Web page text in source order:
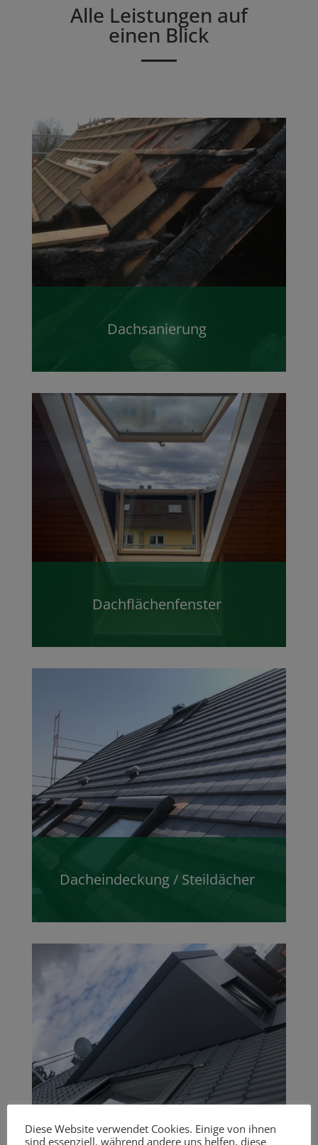
Alle Leistungen auf
einen Blick
Dachsanierung
Dachflächenfenster
Dacheindeckung / Steildächer
Diese Website verwendet Cookies. Einige von ihnen
sind essenziell, während andere uns helfen, diese